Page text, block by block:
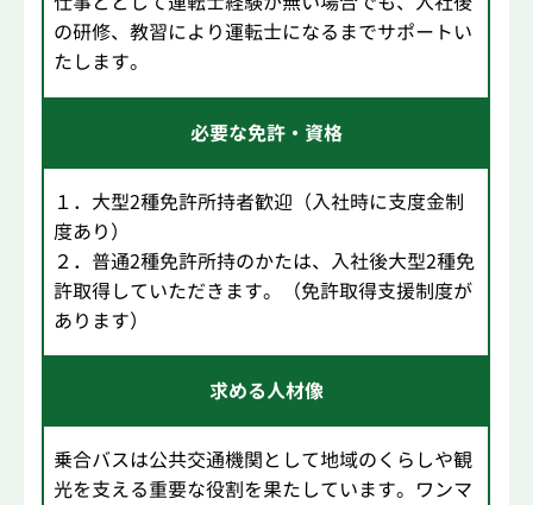
の研修、教習により運転士になるまでサポートい
たします。
必要な免許・資格
１．大型2種免許所持者歓迎（入社時に支度金制
度あり）
２．普通2種免許所持のかたは、入社後大型2種免
許取得していただきます。（免許取得支援制度が
あります）
求める人材像
乗合バスは公共交通機関として地域のくらしや観
光を支える重要な役割を果たしています。ワンマ